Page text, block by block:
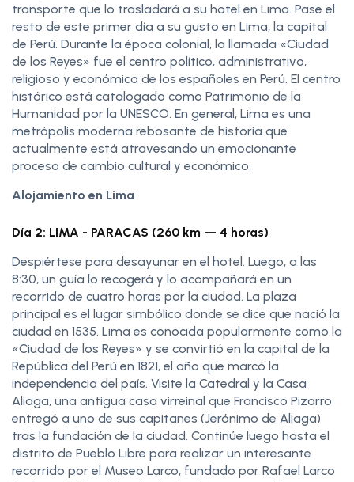
transporte que lo trasladará a su hotel en Lima. Pase el
resto de este primer día a su gusto en Lima, la capital
de Perú. Durante la época colonial, la llamada «Ciudad
de los Reyes» fue el centro político, administrativo,
religioso y económico de los españoles en Perú. El centro
histórico está catalogado como Patrimonio de la
Humanidad por la UNESCO. En general, Lima es una
metrópolis moderna rebosante de historia que
actualmente está atravesando un emocionante
proceso de cambio cultural y económico.
Alojamiento en Lima
Día 2: LIMA - PARACAS (260 km — 4 horas)
Despiértese para desayunar en el hotel. Luego, a las
8:30, un guía lo recogerá y lo acompañará en un
recorrido de cuatro horas por la ciudad. La plaza
principal es el lugar simbólico donde se dice que nació la
ciudad en 1535. Lima es conocida popularmente como la
«Ciudad de los Reyes» y se convirtió en la capital de la
República del Perú en 1821, el año que marcó la
independencia del país. Visite la Catedral y la Casa
Aliaga, una antigua casa virreinal que Francisco Pizarro
entregó a uno de sus capitanes (Jerónimo de Aliaga)
tras la fundación de la ciudad. Continúe luego hasta el
distrito de Pueblo Libre para realizar un interesante
recorrido por el Museo Larco, fundado por Rafael Larco